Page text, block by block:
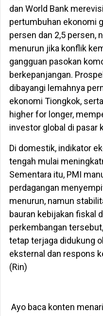
dan World Bank
pertumbuhan ekonomi
persen dan 2,5 persen,
menurun jika konflik
gangguan pasokan
berkepanjangan.
dibayangi lemahnya
ekonomi Tiongkok,
higher for longer,
investor global di pasar
Di domestik, indikator
tengah mulai
Sementara itu, PMI
perdagangan
menurun, namun
bauran kebijakan fiskal
perkembangan
tetap terjaga didukung
eksternal dan respons
(Rin)
Ayo baca konten